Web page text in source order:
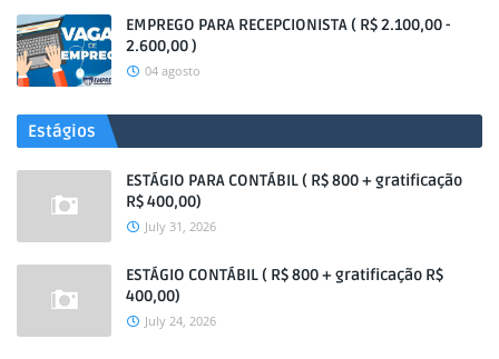
EMPREGO PARA RECEPCIONISTA ( R$ 2.100,00 -
2.600,00 )
04 agosto
Estágios
ESTÁGIO PARA CONTÁBIL ( R$ 800 + gratificação
R$ 400,00)
July 31, 2026
ESTÁGIO CONTÁBIL ( R$ 800 + gratificação R$
400,00)
July 24, 2026